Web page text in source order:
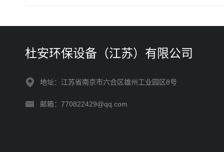
杜安环保设备（江苏）有限公司
地址：江苏省南京市六合区雄州工业园区8号
邮箱：770822429@qq.com